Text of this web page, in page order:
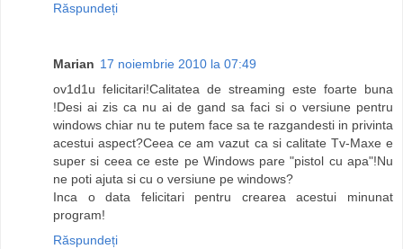
Răspundeți
Marian 17 noiembrie 2010 la 07:49
ov1d1u felicitari!Calitatea de streaming este foarte buna
!Desi ai zis ca nu ai de gand sa faci si o versiune pentru
windows chiar nu te putem face sa te razgandesti in privinta
acestui aspect?Ceea ce am vazut ca si calitate Tv-Maxe e
super si ceea ce este pe Windows pare "pistol cu apa"!Nu
ne poti ajuta si cu o versiune pe windows?
Inca o data felicitari pentru crearea acestui minunat
program!
Răspundeți